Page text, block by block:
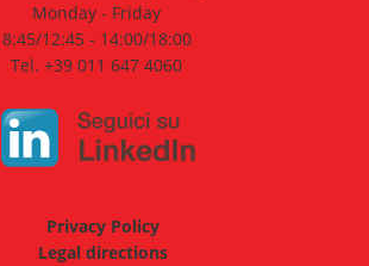
Monday - Friday
8:45/12:45 - 14:00/18:00
Tel. +39 011 647 4060
Privacy Policy
Legal directions